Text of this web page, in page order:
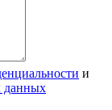
и
данных